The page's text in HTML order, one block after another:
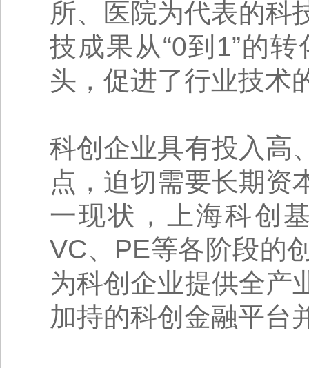
所、医院为代表的科
技成果从“0到1”的
头，促进了行业技术
科创企业具有投入高
点，迫切需要长期资
一现状，上海科创
VC、PE等各阶段的
为科创企业提供全产
加持的科创金融平台